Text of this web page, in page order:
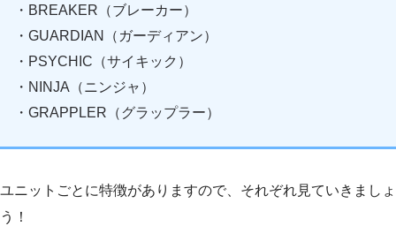
・BREAKER（ブレーカー）
・GUARDIAN（ガーディアン）
・PSYCHIC（サイキック）
・NINJA（ニンジャ）
・GRAPPLER（グラップラー）
ユニットごとに特徴がありますので、それぞれ見ていきましょ
う！